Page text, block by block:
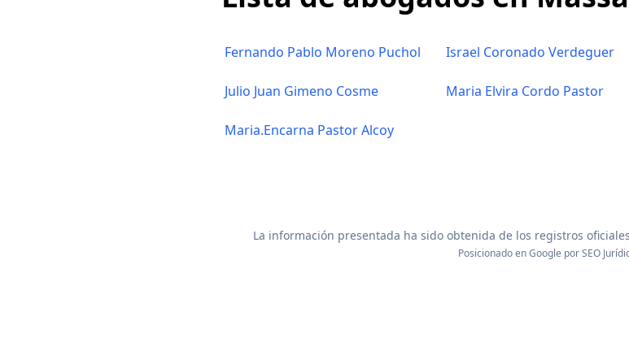
Fernando Pablo Moreno Puchol Israel Coronado Verdeguer
Julio Juan Gimeno Cosme Maria Elvira Cordo Pastor
Maria.Encarna Pastor Alcoy
La información presentada ha sido obtenida de los registros
Posicionado en Google porSEO